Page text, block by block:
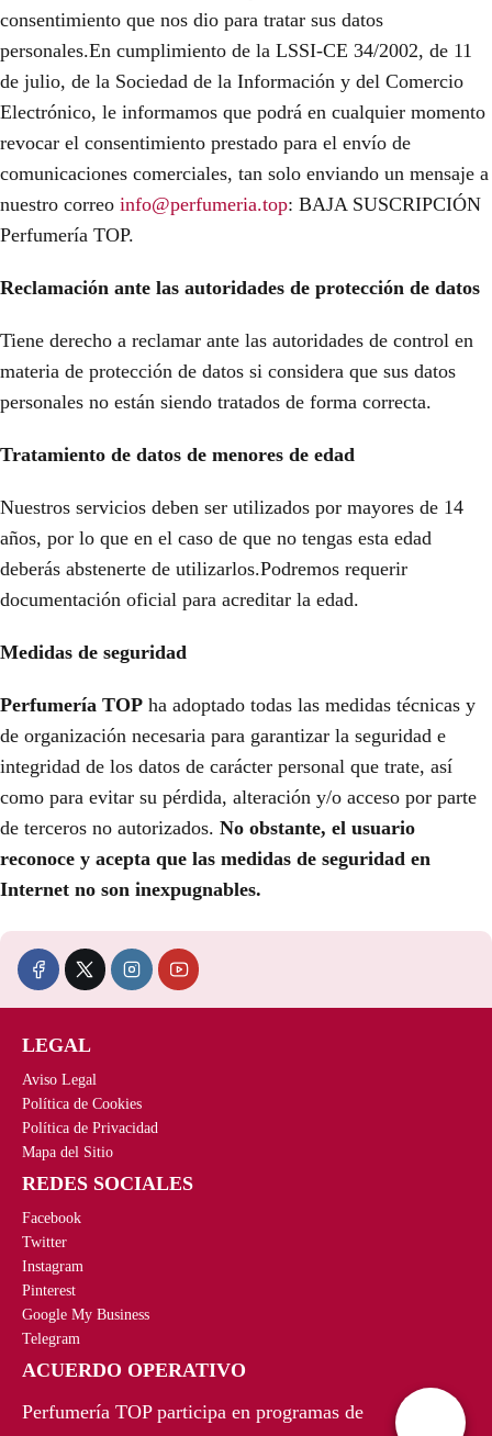
consentimiento que nos dio para tratar sus datos
personales.En cumplimiento de la LSSI-CE 34/2002, de 11
de julio, de la Sociedad de la Información y del Comercio
Electrónico, le informamos que podrá en cualquier momento
revocar el consentimiento prestado para el envío de
comunicaciones comerciales, tan solo enviando un mensaje a
nuestro correo info@perfumeria.top: BAJA SUSCRIPCIÓN
Perfumería TOP.
Reclamación ante las autoridades de protección de datos
Tiene derecho a reclamar ante las autoridades de control en
materia de protección de datos si considera que sus datos
personales no están siendo tratados de forma correcta.
Tratamiento de datos de menores de edad
Nuestros servicios deben ser utilizados por mayores de 14
años, por lo que en el caso de que no tengas esta edad
deberás abstenerte de utilizarlos.Podremos requerir
documentación oficial para acreditar la edad.
Medidas de seguridad
Perfumería TOP ha adoptado todas las medidas técnicas y
de organización necesaria para garantizar la seguridad e
integridad de los datos de carácter personal que trate, así
como para evitar su pérdida, alteración y/o acceso por parte
de terceros no autorizados. No obstante, el usuario
reconoce y acepta que las medidas de seguridad en
Internet no son inexpugnables.
LEGAL
Aviso Legal
Política de Cookies
Política de Privacidad
Mapa del Sitio
REDES SOCIALES
Facebook
Twitter
Instagram
Pinterest
Google My Business
Telegram
ACUERDO OPERATIVO
Perfumería TOP participa en programas de